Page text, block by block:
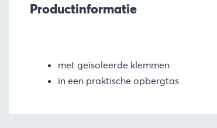
Productinformatie
met geïsoleerde klemmen
in een praktische opbergtas